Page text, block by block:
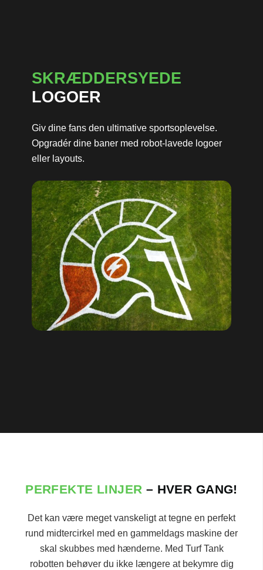
SKRÆDDERSYEDE
LOGOER
Giv dine fans den ultimative sportsoplevelse.
Opgradér dine baner med robot-lavede logoer
eller layouts.
PERFEKTE LINJER – HVER GANG!
Det kan være meget vanskeligt at tegne en perfekt
rund midtercirkel med en gammeldags maskine der
skal skubbes med hænderne. Med Turf Tank
robotten behøver du ikke længere at bekymre dig